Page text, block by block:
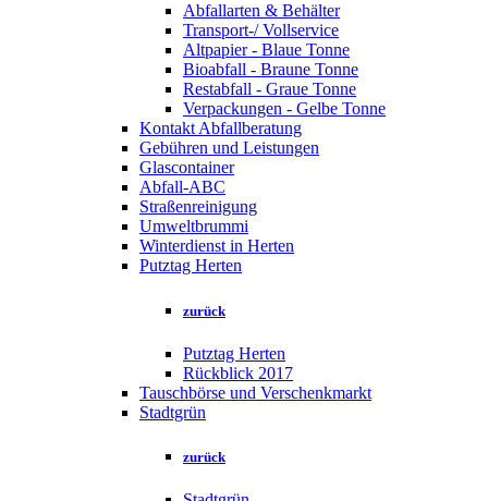
Abfallarten & Behälter
Transport-/ Vollservice
Altpapier - Blaue Tonne
Bioabfall - Braune Tonne
Restabfall - Graue Tonne
Verpackungen - Gelbe Tonne
Kontakt Abfallberatung
Gebühren und Leistungen
Glascontainer
Abfall-ABC
Straßenreinigung
Umweltbrummi
Winterdienst in Herten
Putztag Herten
zurück
Putztag Herten
Rückblick 2017
Tauschbörse und Verschenkmarkt
Stadtgrün
zurück